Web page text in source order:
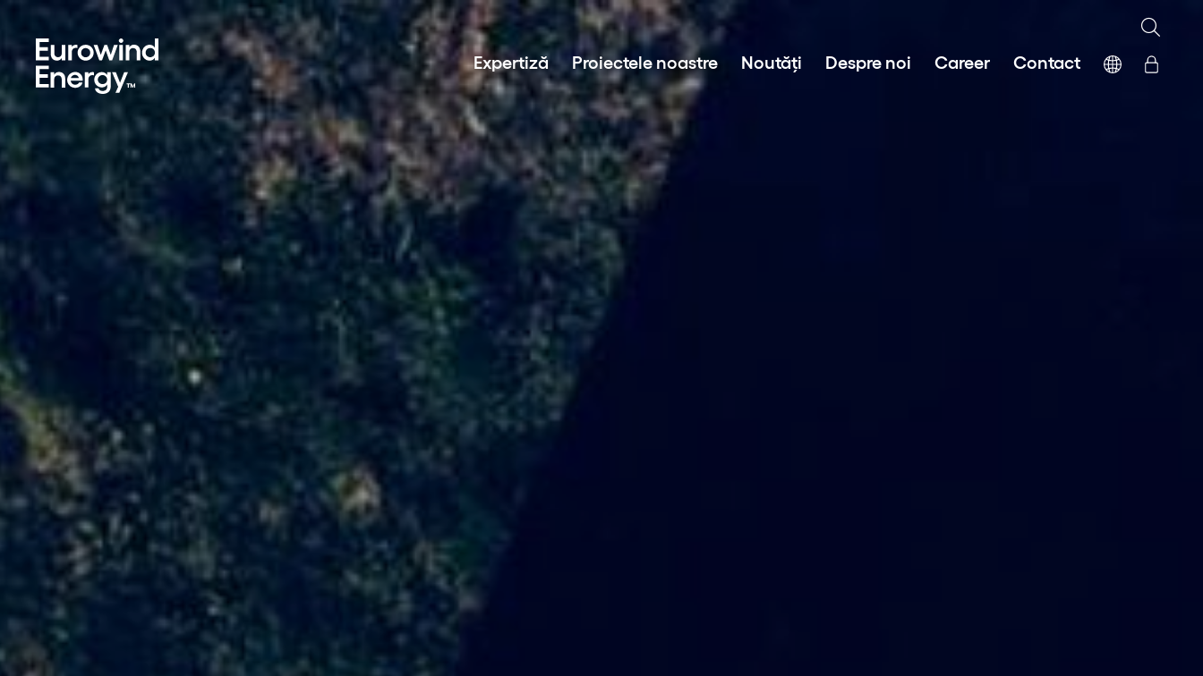
Skip to main content
Expertiză
Project development
Investiții în energie regenerabilă
Operare parcuri eoliene si solare
Vânzare energie durabilă
Tehnologia BESS
Proiectele noastre Noutăți Despre noi Career Contact